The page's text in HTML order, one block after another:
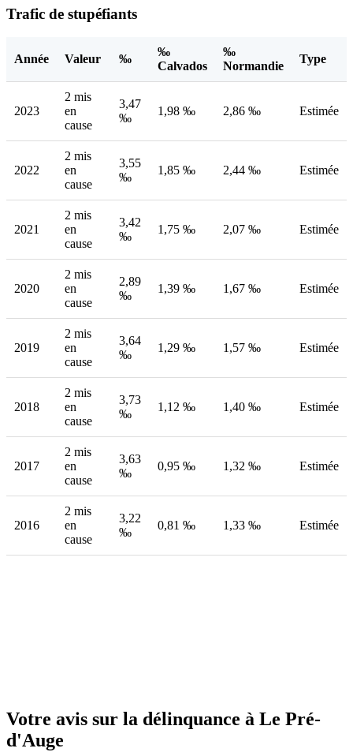
Trafic de stupéfiants
Année Valeur ‰
‰
Calvados
‰
Normandie
Type
2023
2 mis
en
cause
3,47
‰
1,98 ‰ 2,86 ‰ Estimée
2022
2 mis
en
cause
3,55
‰
1,85 ‰ 2,44 ‰ Estimée
2021
2 mis
en
cause
3,42
‰
1,75 ‰ 2,07 ‰ Estimée
2020
2 mis
en
cause
2,89
‰
1,39 ‰ 1,67 ‰ Estimée
2019
2 mis
en
cause
3,64
‰
1,29 ‰ 1,57 ‰ Estimée
2018
2 mis
en
cause
3,73
‰
1,12 ‰ 1,40 ‰ Estimée
2017
2 mis
en
cause
3,63
‰
0,95 ‰ 1,32 ‰ Estimée
2016
2 mis
en
cause
3,22
‰
0,81 ‰ 1,33 ‰ Estimée
Votre avis sur la délinquance à Le Pré-
d'Auge